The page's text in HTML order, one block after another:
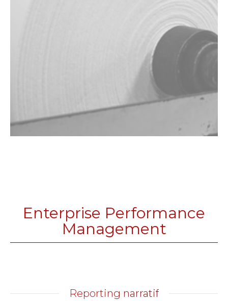
Enterprise Performance
Management
Reporting narratif